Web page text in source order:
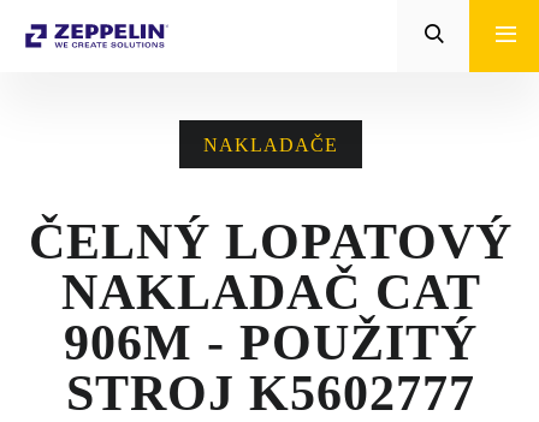
STROJE PRE
POĽNOHOSPODÁRSTVO
MALÁ MECHANIZÁCIA
ENERGETICKÉ SYSTÉMY
TRACTO
NAKLADAČE
ČELNÝ LOPATOVÝ
NAKLADAČ CAT
906M - POUŽITÝ
STROJ K5602777